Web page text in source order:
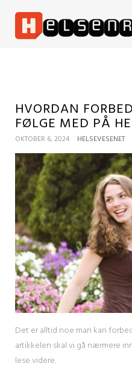
HELSENR.NO
HVORDAN
FØLGE MED PÅ
OKTOBER 6, 2024 HELSEVESENET
Det er alltid noe man kan
artikkelen skal vi gå nærmere
lese videre.